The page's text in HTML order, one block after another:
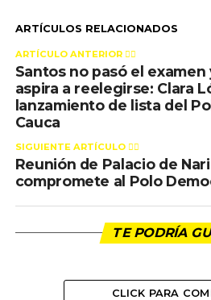
ARTÍCULOS RELACIONADOS
ARTÍCULO ANTERIOR 👉🏻
Santos no pasó el
aspira a reelegirse: Clara
lanzamiento de lista del
Cauca
SIGUIENTE ARTÍCULO 👈🏻
Reunión de Palacio de
compromete al Polo
TE PODRÍA
CLICK PARA